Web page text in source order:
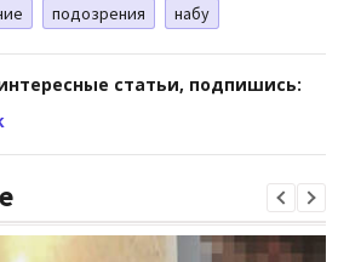
подозрения набу
статьи, подпишись: